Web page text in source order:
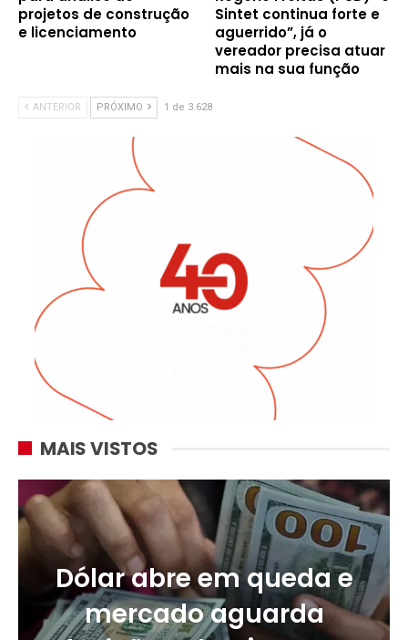
projetos de construção
e licenciamento
Sintet continua forte e
aguerrido”, já o
vereador precisa atuar
mais na sua função
ANTERIOR PRÓXIMO 1 de 3.628
MAIS VISTOS
Dólar abre em queda e
mercado aguarda